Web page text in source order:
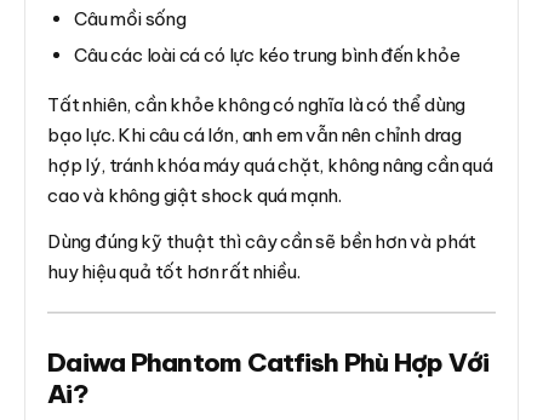
Câu mồi sống
Câu các loài cá có lực kéo trung bình đến khỏe
Tất nhiên, cần khỏe không có nghĩa là có thể dùng
bạo lực. Khi câu cá lớn, anh em vẫn nên chỉnh drag
hợp lý, tránh khóa máy quá chặt, không nâng cần quá
cao và không giật shock quá mạnh.
Dùng đúng kỹ thuật thì cây cần sẽ bền hơn và phát
huy hiệu quả tốt hơn rất nhiều.
Daiwa Phantom Catfish Phù Hợp Với
Ai?